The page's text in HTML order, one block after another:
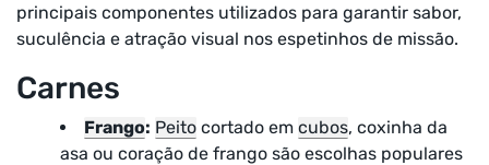
principais componentes utilizados para garantir sabor,
suculência e atração visual nos espetinhos de missão.
Carnes
Frango: Peito cortado em cubos, coxinha da
asa ou coração de frango são escolhas populares